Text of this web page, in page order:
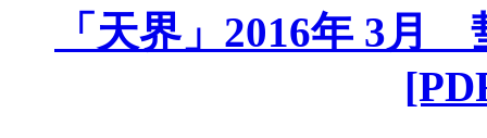
「天界」2016年 3月